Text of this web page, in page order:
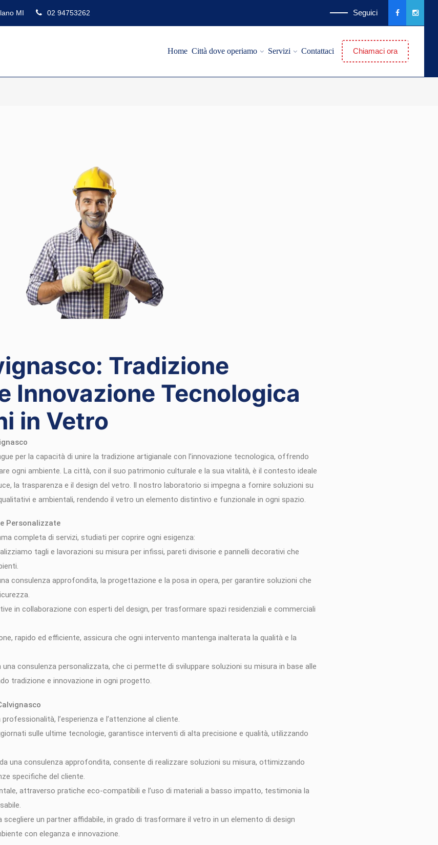
MI 02 94753262 Seguici
Home Città dove operiamo Servizi Contattaci Chiamaci ora
Tradizione
Innovazione Tecnologica
in Vetro
per la capacità di unire la tradizione artigianale con l’innovazione tecnologica, offrendo
ogni ambiente. La città, con il suo patrimonio culturale e la sua vitalità, è il contesto ideale
la trasparenza e il design del vetro. Il nostro laboratorio si impegna a fornire soluzioni su
e ambientali, rendendo il vetro un elemento distintivo e funzionale in ogni spazio.
Personalizzate
completa di servizi, studiati per coprire ogni esigenza:
tagli e lavorazioni su misura per infissi, pareti divisorie e pannelli decorativi che
consulenza approfondita, la progettazione e la posa in opera, per garantire soluzioni che
in collaborazione con esperti del design, per trasformare spazi residenziali e commerciali
rapido ed efficiente, assicura che ogni intervento mantenga inalterata la qualità e la
consulenza personalizzata, che ci permette di sviluppare soluzioni su misura in base alle
tradizione e innovazione in ogni progetto.
l’esperienza e l’attenzione al cliente.
sulle ultime tecnologie, garantisce interventi di alta precisione e qualità, utilizzando
una consulenza approfondita, consente di realizzare soluzioni su misura, ottimizzando
specifiche del cliente.
attraverso pratiche eco-compatibili e l’uso di materiali a basso impatto, testimonia la
un partner affidabile, in grado di trasformare il vetro in un elemento di design
con eleganza e innovazione.